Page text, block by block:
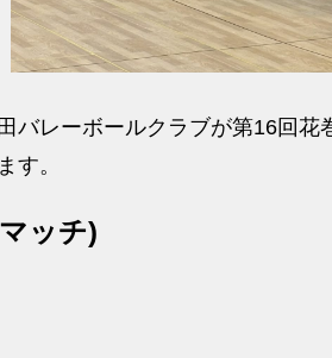
バレーボールクラブが第16回
す。
ッチ)